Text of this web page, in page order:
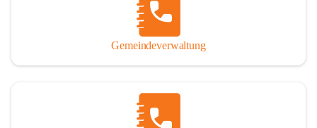
Gemeindeverwaltung